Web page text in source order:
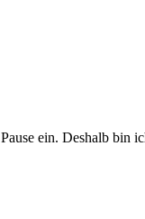
ein. Deshalb bin